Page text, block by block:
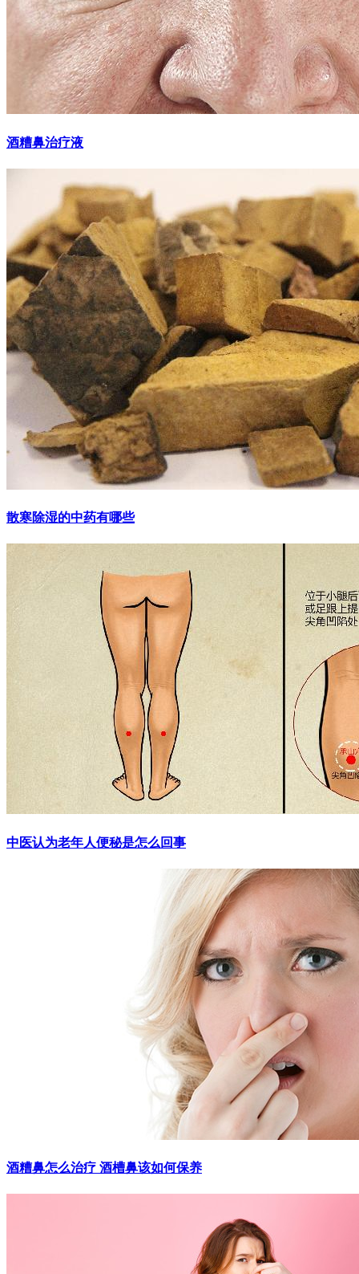
酒糟鼻治疗液
散寒除湿的中药有哪些
中医认为老年人便秘是怎么回事
酒糟鼻怎么治疗 酒槽鼻该如何保养